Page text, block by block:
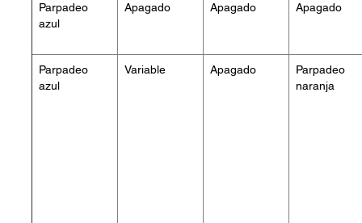
Parpadeo
azul
Apagado Apagado Apagado
Parpadeo
azul
Variable Apagado
Parpadeo
naranja